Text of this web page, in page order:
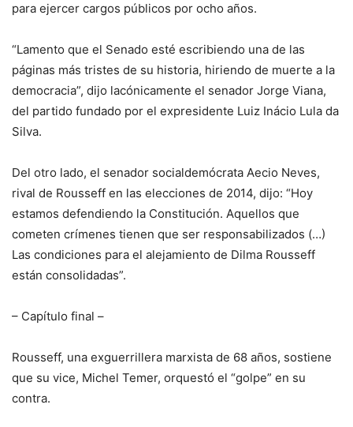
para ejercer cargos públicos por ocho años.
“Lamento que el Senado esté escribiendo una de las
páginas más tristes de su historia, hiriendo de muerte a la
democracia”, dijo lacónicamente el senador Jorge Viana,
del partido fundado por el expresidente Luiz Inácio Lula da
Silva.
Del otro lado, el senador socialdemócrata Aecio Neves,
rival de Rousseff en las elecciones de 2014, dijo: “Hoy
estamos defendiendo la Constitución. Aquellos que
cometen crímenes tienen que ser responsabilizados (…)
Las condiciones para el alejamiento de Dilma Rousseff
están consolidadas”.
– Capítulo final –
Rousseff, una exguerrillera marxista de 68 años, sostiene
que su vice, Michel Temer, orquestó el “golpe” en su
contra.